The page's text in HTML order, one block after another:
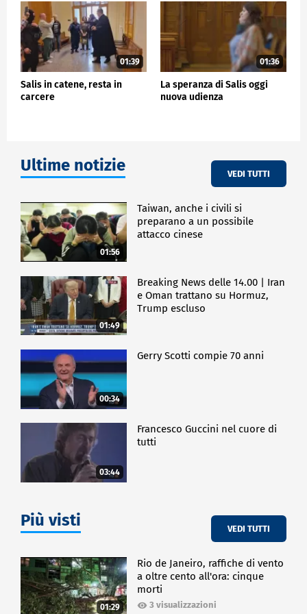
Fratoianni e a Roberto Salis, padre della donna
italiana detenuta in Ungheria.
POLITICA
01:39
Salis in catene, resta in
carcere
01:36
La speranza di Salis oggi
nuova udienza
Ultime notizie VEDI TUTTI
01:56
Taiwan, anche i civili si
preparano a un possibile
attacco cinese
01:49
Breaking News delle 14.00 | Iran
e Oman trattano su Hormuz,
Trump escluso
00:34
Gerry Scotti compie 70 anni
03:44
Francesco Guccini nel cuore di
tutti
Più visti VEDI TUTTI
01:29
Rio de Janeiro, raffiche di vento
a oltre cento all'ora: cinque
morti
3 visualizzazioni